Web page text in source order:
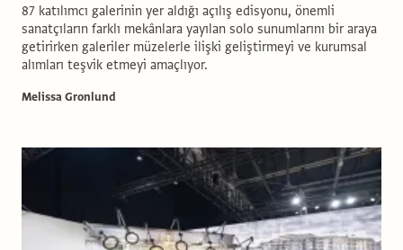
87 katılımcı galerinin yer aldığı açılış edisyonu, önemli
sanatçıların farklı mekânlara yayılan solo sunumlarını bir araya
getirirken galeriler müzelerle ilişki geliştirmeyi ve kurumsal
alımları teşvik etmeyi amaçlıyor.
Melissa Gronlund